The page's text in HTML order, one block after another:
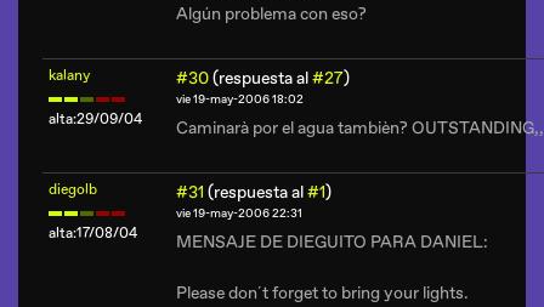
Algún problema con eso?
kalany
alta:29/09/04
#30(respuesta al#27)
vie 19-may-2006 18:02
Caminarà por el agua tambièn?
diegolb
alta:17/08/04
#31 (respuesta al#1)
vie 19-may-2006 22:31
MENSAJE DE DIEGUITO PARA DANIEL:
Please don´t forget to bring your lights.